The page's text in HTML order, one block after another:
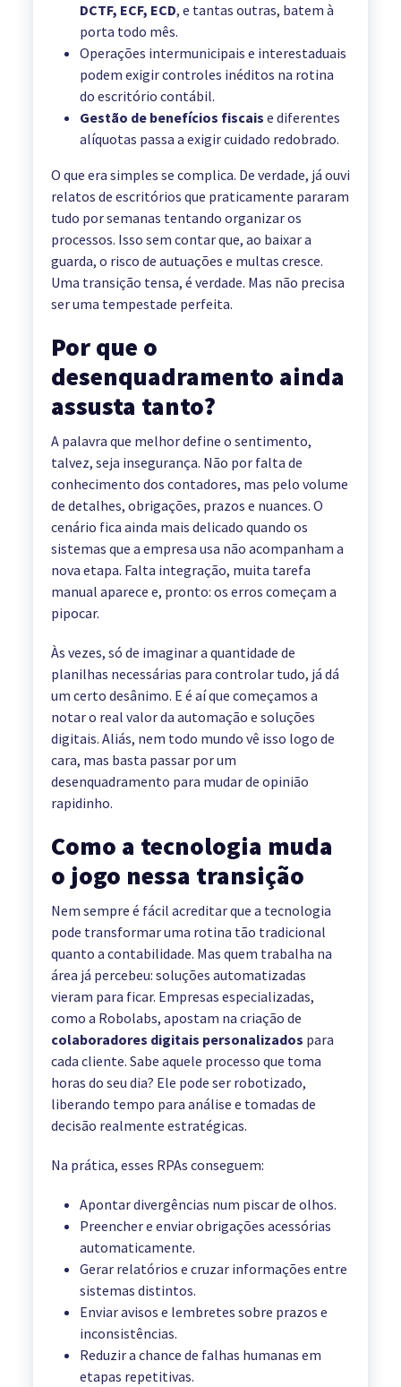
DCTF, ECF, ECD, e tantas outras, batem à
porta todo mês.
Operações intermunicipais e interestaduais
podem exigir controles inéditos na rotina
do escritório contábil.
Gestão de benefícios fiscais e diferentes
alíquotas passa a exigir cuidado redobrado.
O que era simples se complica. De verdade, já ouvi
relatos de escritórios que praticamente pararam
tudo por semanas tentando organizar os
processos. Isso sem contar que, ao baixar a
guarda, o risco de autuações e multas cresce.
Uma transição tensa, é verdade. Mas não precisa
ser uma tempestade perfeita.
Por que o
desenquadramento ainda
assusta tanto?
A palavra que melhor define o sentimento,
talvez, seja insegurança. Não por falta de
conhecimento dos contadores, mas pelo volume
de detalhes, obrigações, prazos e nuances. O
cenário fica ainda mais delicado quando os
sistemas que a empresa usa não acompanham a
nova etapa. Falta integração, muita tarefa
manual aparece e, pronto: os erros começam a
pipocar.
Às vezes, só de imaginar a quantidade de
planilhas necessárias para controlar tudo, já dá
um certo desânimo. E é aí que começamos a
notar o real valor da automação e soluções
digitais. Aliás, nem todo mundo vê isso logo de
cara, mas basta passar por um
desenquadramento para mudar de opinião
rapidinho.
Como a tecnologia muda
o jogo nessa transição
Nem sempre é fácil acreditar que a tecnologia
pode transformar uma rotina tão tradicional
quanto a contabilidade. Mas quem trabalha na
área já percebeu: soluções automatizadas
vieram para ficar. Empresas especializadas,
como a Robolabs, apostam na criação de
colaboradores digitais personalizados para
cada cliente. Sabe aquele processo que toma
horas do seu dia? Ele pode ser robotizado,
liberando tempo para análise e tomadas de
decisão realmente estratégicas.
Na prática, esses RPAs conseguem:
Apontar divergências num piscar de olhos.
Preencher e enviar obrigações acessórias
automaticamente.
Gerar relatórios e cruzar informações entre
sistemas distintos.
Enviar avisos e lembretes sobre prazos e
inconsistências.
Reduzir a chance de falhas humanas em
etapas repetitivas.